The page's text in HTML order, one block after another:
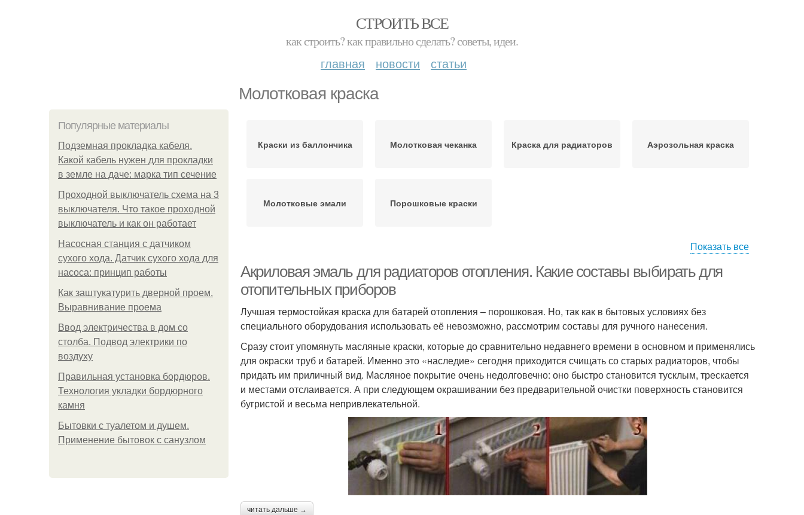
СТРОИТЬ ВСЕ
как строить? как правильно сделать? советы, идеи.
главная новости статьи
Молотковая краска
Популярные материалы
Подземная прокладка кабеля.
Какой кабель нужен для прокладки
в земле на даче: марка тип сечение
Проходной выключатель схема на 3
выключателя. Что такое проходной
выключатель и как он работает
Насосная станция с датчиком
сухого хода. Датчик сухого хода для
насоса: принцип работы
Как заштукатурить дверной проем.
Выравнивание проема
Ввод электричества в дом со
столба. Подвод электрики по
воздуху
Правильная установка бордюров.
Технология укладки бордюрного
камня
Бытовки с туалетом и душем.
Применение бытовок с санузлом
Краски из баллончика Молотковая чеканка Краска для радиаторов Аэрозольная краска
Молотковые эмали Порошковые краски
Показать все
Акриловая эмаль для радиаторов отопления. Какие составы выбирать для
отопительных приборов
Лучшая термостойкая краска для батарей отопления – порошковая. Но, так как в бытовых условиях без
специального оборудования использовать её невозможно, рассмотрим составы для ручного нанесения.
Сразу стоит упомянуть масляные краски, которые до сравнительно недавнего времени в основном и применялись
для окраски труб и батарей. Именно это «наследие» сегодня приходится счищать со старых радиаторов, чтобы
придать им приличный вид. Масляное покрытие очень недолговечно: оно быстро становится тусклым, трескается
и местами отслаивается. А при следующем окрашивании без предварительной очистки поверхность становится
бугристой и весьма непривлекательной.
читать дальше →